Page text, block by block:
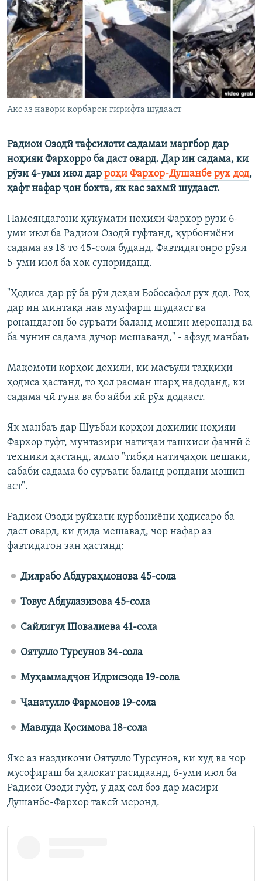
ГУЗОРИШҲОИ РАДИОӢ
Русский
ПАЙГИРӢ КУНЕД
Акс аз навори корбарон гирифта шудааст
Радиои Озодӣ тафсилоти садамаи маргбор дар
ноҳияи Фархорро ба даст овард. Дар ин садама, ки
рӯзи 4-уми июл дар роҳи Фархор-Душанбе рух дод,
ҳафт нафар ҷон бохта, як кас захмӣ шудааст.
Намояндагони ҳукумати ноҳияи Фархор рӯзи 6-
уми июл ба Радиои Озодӣ гуфтанд, қурбониёни
садама аз 18 то 45-сола буданд. Фавтидагонро рӯзи
5-уми июл ба хок супориданд.
"Ҳодиса дар рӯ ба рӯи деҳаи Бобосафол рух дод. Роҳ
дар ин минтақа нав мумфарш шудааст ва
ронандагон бо суръати баланд мошин меронанд ва
ба чунин садама дучор мешаванд," - афзуд манбаъ
Мақомоти корҳои дохилӣ, ки масъули таҳқиқи
ҳодиса ҳастанд, то ҳол расман шарҳ надоданд, ки
садама чӣ гуна ва бо айби кӣ рӯх додааст.
Як манбаъ дар Шуъбаи корҳои дохилии ноҳияи
Фархор гуфт, мунтазири натиҷаи ташхиси фаннӣ ё
техникӣ ҳастанд, аммо "тибқи натиҷаҳои пешакӣ,
сабаби садама бо суръати баланд рондани мошин
аст".
Радиои Озодӣ рӯйхати қурбониёни ҳодисаро ба
даст овард, ки дида мешавад, чор нафар аз
фавтидагон зан ҳастанд:
Дилрабо Абдураҳмонова 45-сола
Товус Абдулазизова 45-сола
Сайлигул Шовалиева 41-сола
Оятулло Турсунов 34-сола
Муҳаммадҷон Идрисзода 19-сола
Ҷанатулло Фармонов 19-сола
Мавлуда Қосимова 18-сола
Яке аз наздикони Оятулло Турсунов, ки худ ва чор
мусофираш ба ҳалокат расидаанд, 6-уми июл ба
Радиои Озодӣ гуфт, ӯ даҳ сол боз дар масири
Душанбе-Фархор таксӣ меронд.